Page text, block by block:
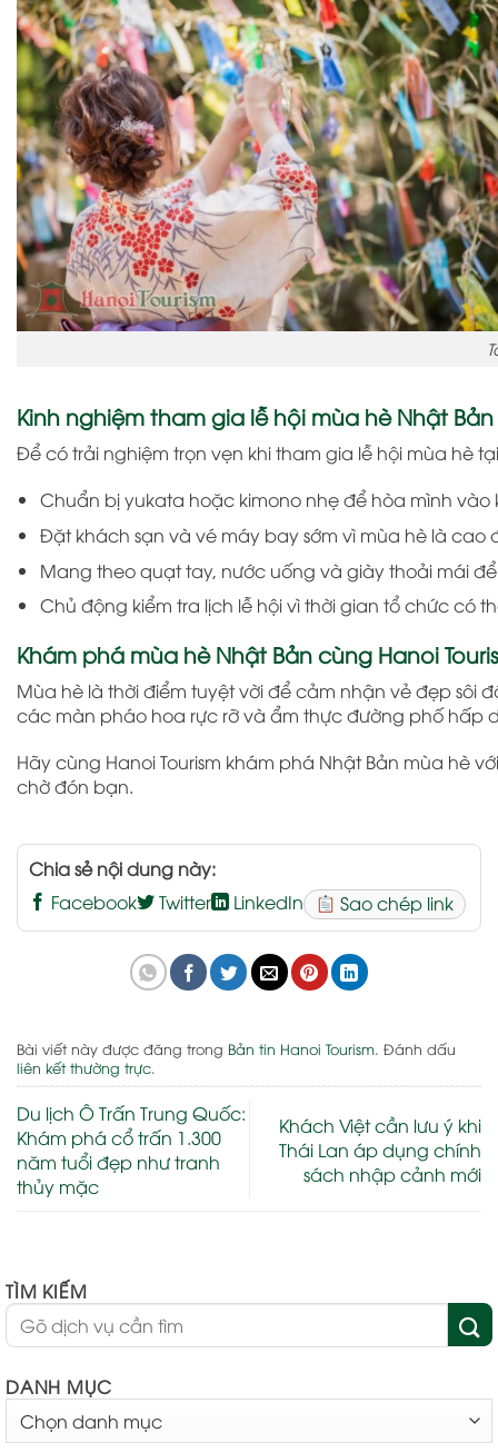
Kinh nghiệm tham gia lễ hội mùa hè Nhật Bản
Để có trải nghiệm trọn vẹn khi tham gia lễ hội mùa hè
Chuẩn bị yukata hoặc kimono nhẹ để hòa mình vào
Đặt khách sạn và vé máy bay sớm vì mùa hè là cao
Mang theo quạt tay, nước uống và giày thoải mái
Chủ động kiểm tra lịch lễ hội vì thời gian tổ chức có
Khám phá mùa hè Nhật Bản cùng Hanoi
Mùa hè là thời điểm tuyệt vời để cảm nhận vẻ đẹp sôi
các màn pháo hoa rực rỡ và ẩm thực đường phố hấp
Hãy cùng Hanoi Tourism khám phá Nhật Bản mùa hè
chờ đón bạn.
Chia sẻ nội dung này:
Facebook
Twitter LinkedIn Sao chép link
Bài viết này được đăng trong Bản tin Hanoi Tourism. Đánh dấu
liên kết thường trực.
Du lịch Ô Trấn Trung Quốc:
Khám phá cổ trấn 1.300
năm tuổi đẹp như tranh
thủy mặc
Khách Việt cần lưu ý khi
Thái Lan áp dụng chính
sách nhập cảnh mới
TÌM KIẾM
DANH MỤC
MỤC